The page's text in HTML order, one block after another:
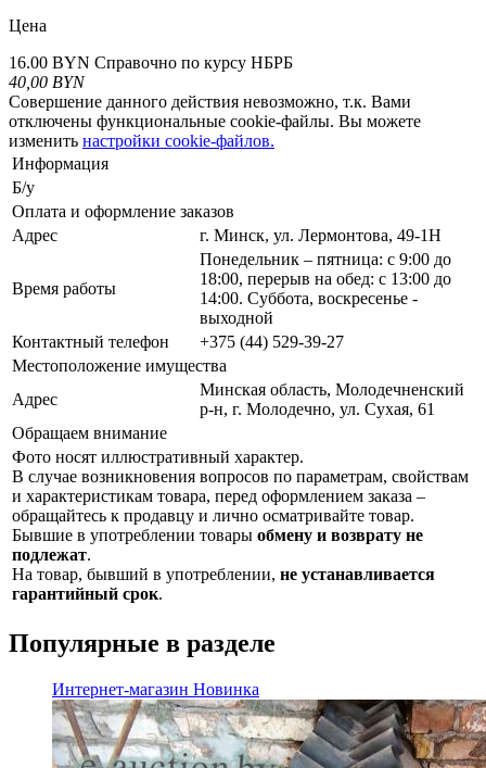
Цена
16.00 BYN Справочно по курсу НБРБ
40,00 BYN
Совершение данного действия невозможно, т.к. Вами
отключены функциональные cookie-файлы. Вы можете
изменить настройки cookie-файлов.
Информация
Б/у
Оплата и оформление заказов
Адрес
г. Минск, ул. Лермонтова, 49-1Н
Время работы
Понедельник – пятница: с 9:00 до
18:00, перерыв на обед: с 13:00 до
14:00. Суббота, воскресенье -
выходной
Контактный телефон
+375 (44) 529-39-27
Местоположение имущества
Адрес
Минская область, Молодечненский
р-н, г. Молодечно, ул. Сухая, 61
Обращаем внимание
Фото носят иллюстративный характер.
В случае возникновения вопросов по параметрам, свойствам
и характеристикам товара, перед оформлением заказа –
обращайтесь к продавцу и лично осматривайте товар.
Бывшие в употреблении товары обмену и возврату не
подлежат.
На товар, бывший в употреблении, не устанавливается
гарантийный срок.
Популярные в разделе
Интернет-магазин Новинка